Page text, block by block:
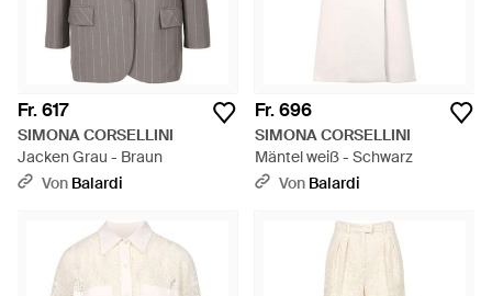
Fr. 617
SIMONA CORSELLINI
Jacken Grau - Braun
Von Balardi
Fr. 696
SIMONA CORSELLINI
Mäntel weiß - Schwarz
Von Balardi